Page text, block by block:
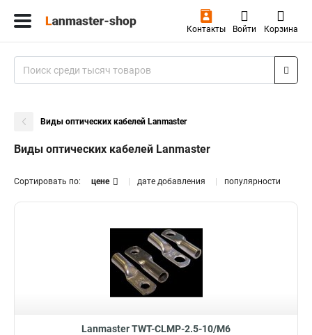
Контакты Войти Корзина
Виды оптических кабелей Lanmaster
Виды оптических кабелей Lanmaster
Сортировать по: цене дате добавления популярности
Lanmaster TWT-CLMP-2.5-10/M6